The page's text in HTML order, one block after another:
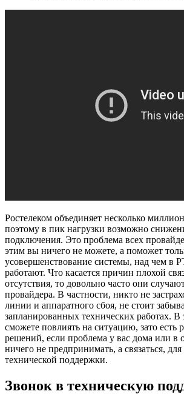
Ростелеком объединяет несколько
поэтому в пик нагрузки возможно
подключения. Это проблема всех
этим вы ничего не можете, а поможет
усовершенствование системы, над чем в
работают. Что касается причин плохой
отсутствия, то довольно часто они
провайдера. В частности, никто не
линии и аппаратного сбоя, не стоит
запланированных технических работах. В
сможете повлиять на ситуацию, зато есть
решений, если проблема у вас дома или в
ничего не предпринимать, а связаться,
технической поддержки.
Звонок в техническую